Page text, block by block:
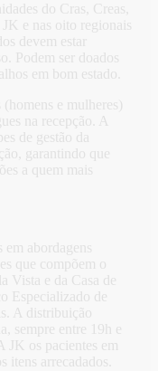
do Cras, Creas,
e nas oito regionais
devem estar
Podem ser doados
em bom estado.
(homens e mulheres)
na recepção. A
de gestão da
garantindo que
a quem mais
em abordagens
que compõem o
Vista e da Casa de
Especializado de
A distribuição
sempre entre 19h e
JK os pacientes em
itens arrecadados.